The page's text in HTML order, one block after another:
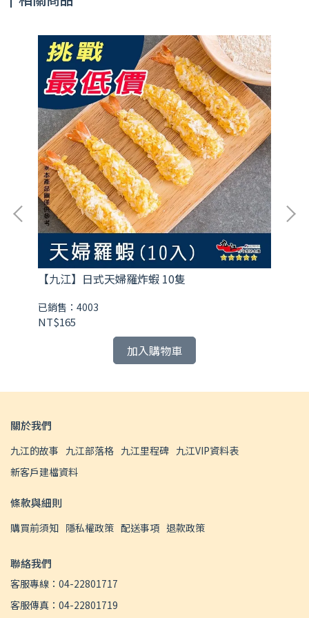
【九江】日式天婦羅炸蝦 10隻
已銷售：4003
NT$165
加入購物車
關於我們
九江的故事 九江部落格 九江里程碑 九江VIP資料表
新客戶建檔資料
條款與細則
購買前須知 隱私權政策 配送事項 退款政策
聯絡我們
客服專線：04-22801717
客服傳真：04-22801719